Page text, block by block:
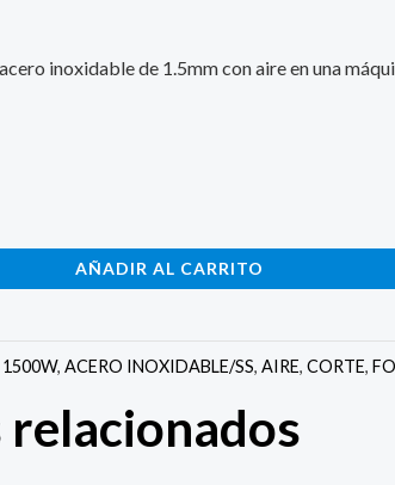
inoxidable de 1.5mm con aire en una
AÑADIR AL CARRITO
1500W, ACERO INOXIDABLE/SS, AIRE, CORTE,